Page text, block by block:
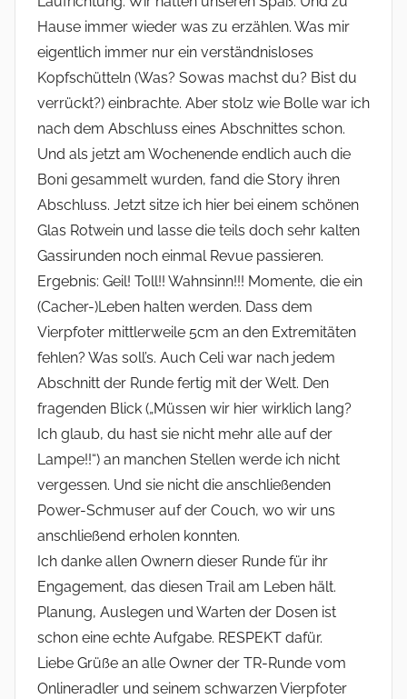
Hause immer wieder was zu erzählen. Was mir
eigentlich immer nur ein verständnisloses
Kopfschütteln (Was? Sowas machst du? Bist du
verrückt?) einbrachte. Aber stolz wie Bolle war ich
nach dem Abschluss eines Abschnittes schon.
Und als jetzt am Wochenende endlich auch die
Boni gesammelt wurden, fand die Story ihren
Abschluss. Jetzt sitze ich hier bei einem schönen
Glas Rotwein und lasse die teils doch sehr kalten
Gassirunden noch einmal Revue passieren.
Ergebnis: Geil! Toll!! Wahnsinn!!! Momente, die ein
(Cacher-)Leben halten werden. Dass dem
Vierpfoter mittlerweile 5cm an den Extremitäten
fehlen? Was soll’s. Auch Celi war nach jedem
Abschnitt der Runde fertig mit der Welt. Den
fragenden Blick („Müssen wir hier wirklich lang?
Ich glaub, du hast sie nicht mehr alle auf der
Lampe!!“) an manchen Stellen werde ich nicht
vergessen. Und sie nicht die anschließenden
Power-Schmuser auf der Couch, wo wir uns
anschließend erholen konnten.
Ich danke allen Ownern dieser Runde für ihr
Engagement, das diesen Trail am Leben hält.
Planung, Auslegen und Warten der Dosen ist
schon eine echte Aufgabe. RESPEKT dafür.
Liebe Grüße an alle Owner der TR-Runde vom
Onlineradler und seinem schwarzen Vierpfoter